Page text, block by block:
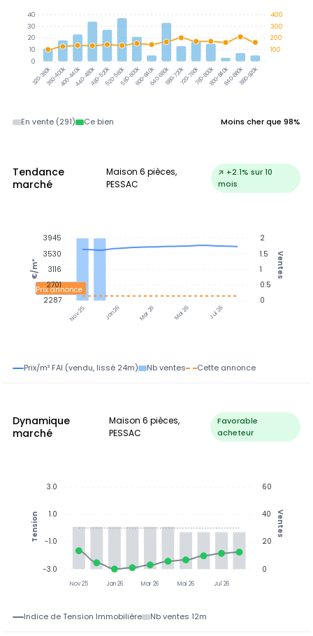
320-360k360-400k400-440k440-480k480-520k520-560k560-600k600-640k640-680k680-720k720-760k760-800k800-840k840-880k880-920k
400
300
200
100
40
30
20
10
0
En vente (291) Ce bien Moins cher que 98%
Tendance
marché
Maison 6 pièces,
PESSAC
↗ +2.1% sur 10
mois
Nov 25 Jan 26 Mar 26 Mai 26 Jul 26
Prix annonce
2
1.5
1
0.5
0
Ventes
3945
3530
3116
2701
2287
€/m²
Prix/m² FAI (vendu, lissé 24m) Nb ventes Cette annonce
Dynamique
marché
Maison 6 pièces,
PESSAC
Favorable
acheteur
Nov 25 Jan 26 Mar 26 Mai 26 Jul 26
60
40
20
0
Ventes
3.0
1.0
-1.0
-3.0
Tension
Indice de Tension Immobilière Nb ventes 12m